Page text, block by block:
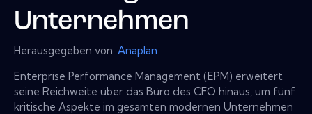
Unternehmen
Herausgegeben von: Anaplan
Enterprise Performance Management (EPM) erweitert
seine Reichweite über das Büro des CFO hinaus, um fünf
kritische Aspekte im gesamten modernen Unternehmen